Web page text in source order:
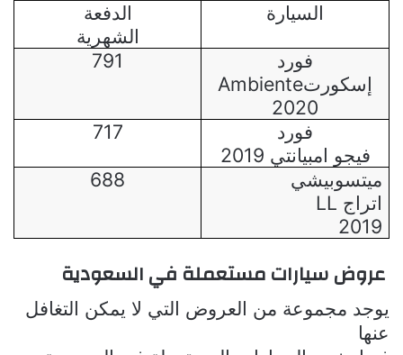
السيارة
الدفعة
الشهرية
فورد
إسكورتAmbiente
2020
791
فورد
فيجو امبيانتي 2019
717
ميتسوبيشي
اتراج LL
2019
688
عروض سيارات مستعملة في السعودية
يوجد مجموعة من العروض التي لا يمكن التغافل
عنها